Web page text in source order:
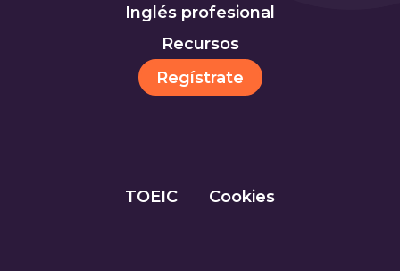
Inglés profesional
Recursos
Regístrate
TOEIC Cookies